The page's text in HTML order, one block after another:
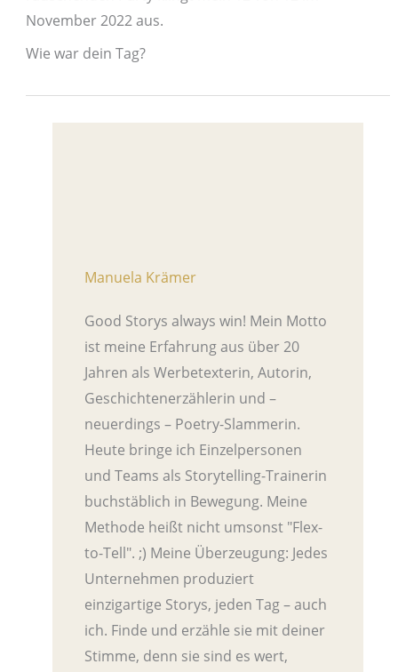
November 2022 aus.
Wie war dein Tag?
Manuela Krämer
Good Storys always win! Mein Motto
ist meine Erfahrung aus über 20
Jahren als Werbetexterin, Autorin,
Geschichtenerzählerin und –
neuerdings – Poetry-Slammerin.
Heute bringe ich Einzelpersonen
und Teams als Storytelling-Trainerin
buchstäblich in Bewegung. Meine
Methode heißt nicht umsonst "Flex-
to-Tell". ;) Meine Überzeugung: Jedes
Unternehmen produziert
einzigartige Storys, jeden Tag – auch
ich. Finde und erzähle sie mit deiner
Stimme, denn sie sind es wert,